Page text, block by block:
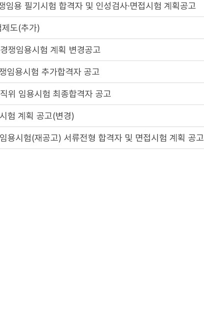
용 필기시험 합격자 및 인성검사·면접시험 계획공고
도(추가)
쟁임용시험 계획 변경공고
임용시험 추가합격자 공고
위 임용시험 최종합격자 공고
험 계획 공고(변경)
시험(재공고) 서류전형 합격자 및 면접시험 계획 공고